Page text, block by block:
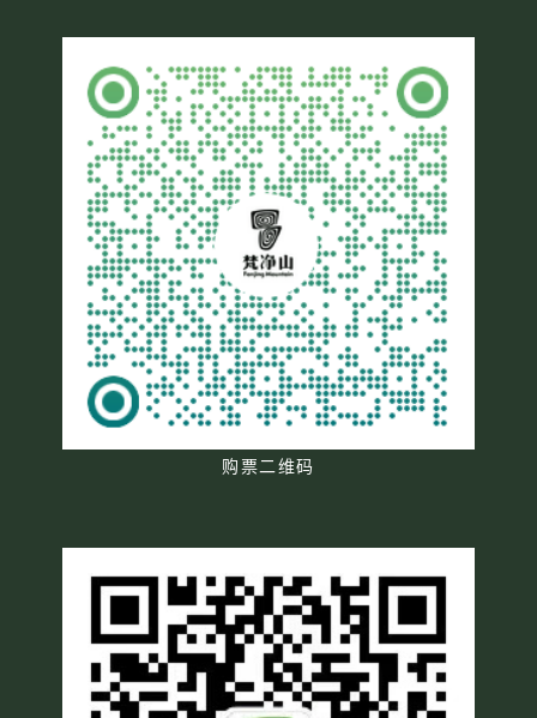
购票二维码